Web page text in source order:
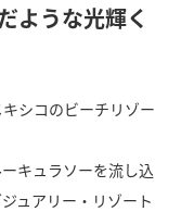
ような光輝く
シコのビーチリゾー
キュラソーを流し込
ュアリー・リゾート